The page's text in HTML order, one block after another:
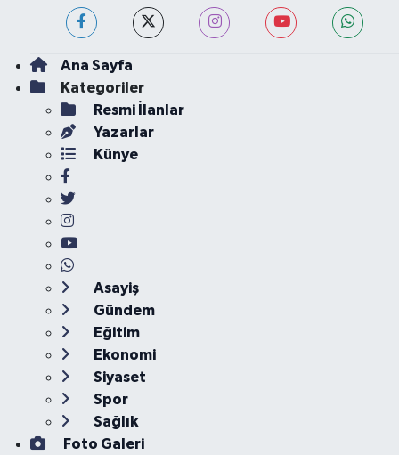
Ana Sayfa
Kategoriler
Resmi İlanlar
Yazarlar
Künye
Asayiş
Gündem
Eğitim
Ekonomi
Siyaset
Spor
Sağlık
Foto Galeri